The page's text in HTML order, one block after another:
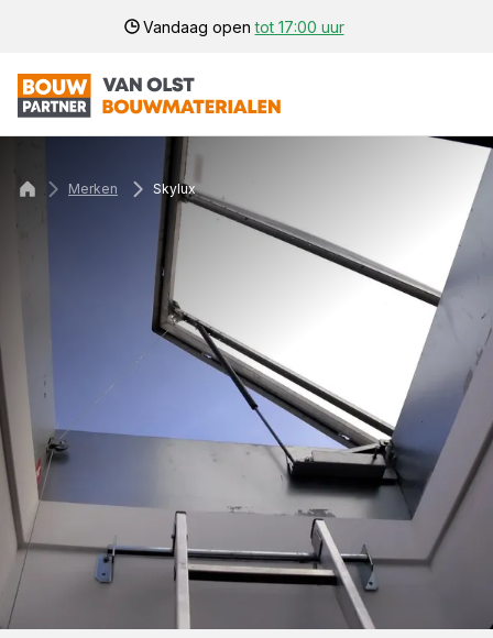
Vandaag opentot 17:00 uur
Merken Skylux